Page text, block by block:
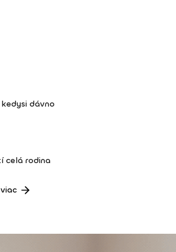
dávno
celá rodina